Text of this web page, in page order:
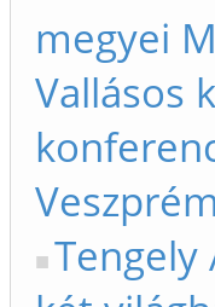
megyei
Vallásos
Tengely